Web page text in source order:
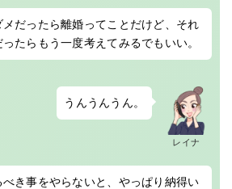
メだったら離婚ってことだけど、それ
たらもう一度考えてみるでもいい。
レイナ
うんうんうん。
べき事をやらないと、やっぱり納得い